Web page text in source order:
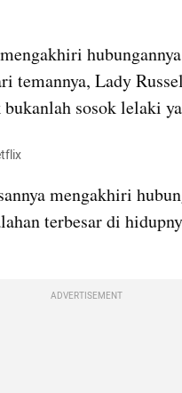
temannya, Lady
sosok lelaki
mengakhiri
terbesar di
ADVERTISEMENT